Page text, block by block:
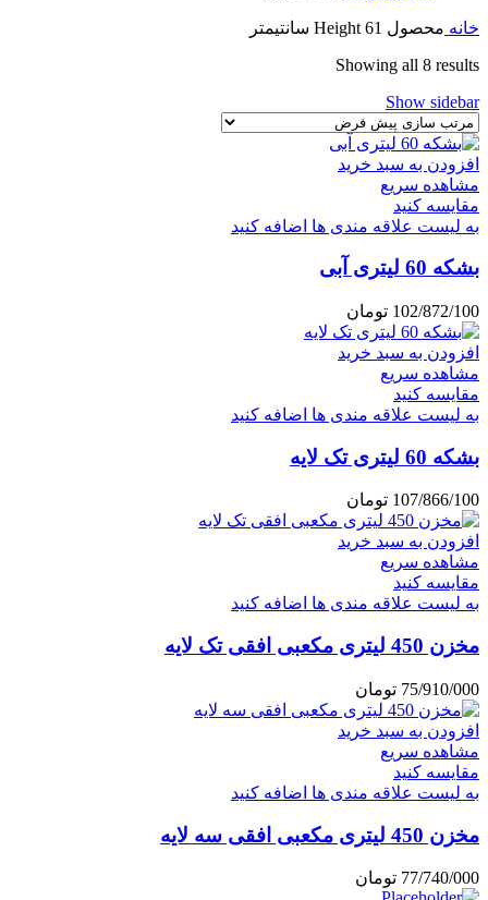
خانه محصول Height 61 سانتیمتر
Showing all 8 results
Show sidebar
افزودن به سبد خرید
مشاهده سریع
مقایسه کنید
به لیست علاقه مندی ها اضافه کنید
بشکه 60 لیتری آبی
102/872/100 تومان
افزودن به سبد خرید
مشاهده سریع
مقایسه کنید
به لیست علاقه مندی ها اضافه کنید
بشکه 60 لیتری تک لایه
107/866/100 تومان
افزودن به سبد خرید
مشاهده سریع
مقایسه کنید
به لیست علاقه مندی ها اضافه کنید
مخزن 450 لیتری مکعبی افقی تک لایه
75/910/000 تومان
افزودن به سبد خرید
مشاهده سریع
مقایسه کنید
به لیست علاقه مندی ها اضافه کنید
مخزن 450 لیتری مکعبی افقی سه لایه
77/740/000 تومان